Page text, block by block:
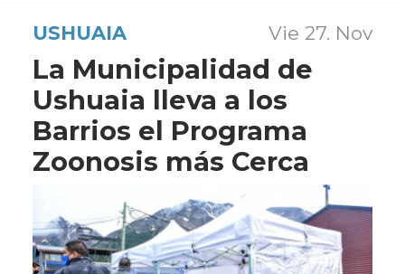
USHUAIA Vie 27. Nov
La Municipalidad de
Ushuaia lleva a los
Barrios el Programa
Zoonosis más Cerca